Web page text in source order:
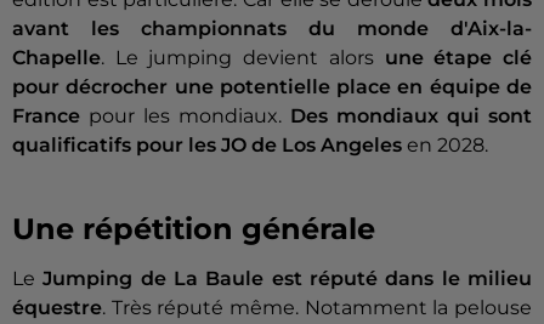
avant les championnats du monde d'Aix-la-
Chapelle. Le jumping devient alors une étape clé
pour décrocher une potentielle place en équipe de
France pour les mondiaux. Des mondiaux qui sont
qualificatifs pour les JO de Los Angeles en 2028.
Une répétition générale
LeJumping de La Baule est réputé dans le milieu
équestre. Très réputé même. Notamment la pelouse